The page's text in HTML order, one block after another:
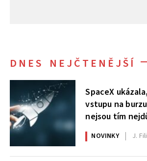
DNES NEJČTENĚJŠÍ
SpaceX
vstupu na
nejsou tím
NOVINKY J.